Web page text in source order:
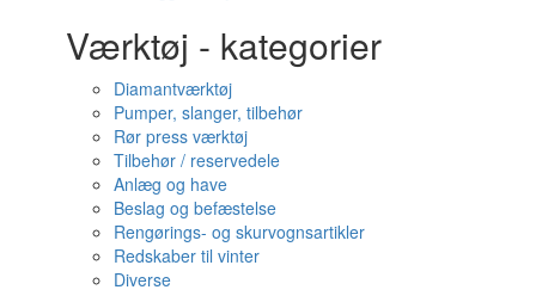
Værktøj - kategorier
Diamantværktøj
Pumper, slanger, tilbehør
Rør press værktøj
Tilbehør / reservedele
Anlæg og have
Beslag og befæstelse
Rengørings- og skurvognsartikler
Redskaber til vinter
Diverse